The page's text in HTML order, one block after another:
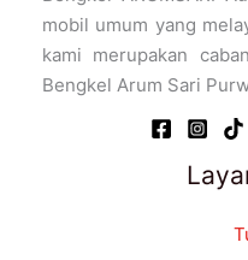
mobil umum yang
kami merupakan
Bengkel Arum Sari